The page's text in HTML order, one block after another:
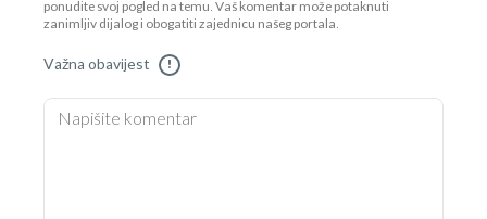
ponudite svoj pogled na temu. Vaš komentar može potaknuti
zanimljiv dijalog i obogatiti zajednicu našeg portala.
Važna obavijest !